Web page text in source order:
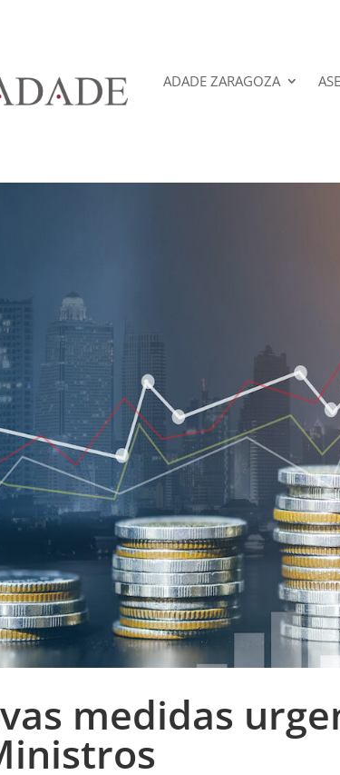
ADADE ZARAGOZA
medidas